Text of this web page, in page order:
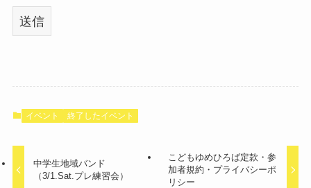
イベント 終了したイベント
中学生地域バンド
（3/1.Sat.プレ練習会）
こどもゆめひろば定款・参
加者規約・プライバシーポ
リシー